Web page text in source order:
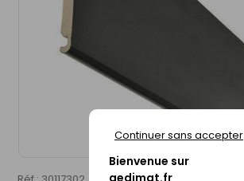
Bienvenue sur
Continuer sans accepter